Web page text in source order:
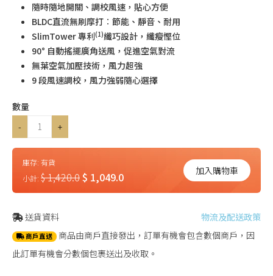
隨時隨地開關、調校風速，貼心方便
BLDC直流無刷摩打︰節能、靜音、耐用
SlimTower 專利(1)纖巧設計，纖瘦慳位
90° 自動搖擺廣角送風，促進空氣對流
無葉空氣加壓技術，風力超強
9 段風速調校，風力強弱隨心選擇
數量
-
+
庫存: 有貨
小計: $ 1,420.0$ 1,049.0 加入購物車
送貨資料 物流及配送政策
商戶直送 商品由商戶直接發出，訂單有機會包含數個商戶，因
此訂單有機會分數個包裹送出及收取。